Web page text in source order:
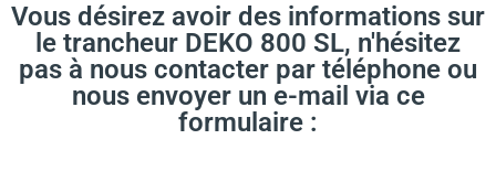
Vous désirez avoir des informations sur
le trancheur DEKO 800 SL, n'hésitez
pas à nous contacter par téléphone ou
nous envoyer un e-mail via ce
formulaire :